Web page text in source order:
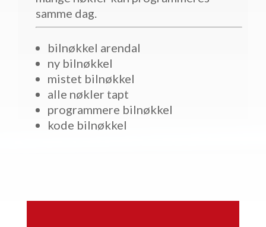
samme dag.
bilnøkkel arendal
ny bilnøkkel
mistet bilnøkkel
alle nøkler tapt
programmere bilnøkkel
kode bilnøkkel